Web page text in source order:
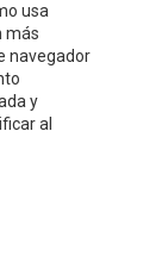
usa
más
navegador
y
al
puedan ser de